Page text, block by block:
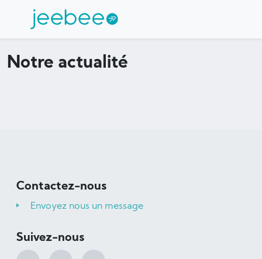
Notre actualité
Contactez-nous
Envoyez nous un message
Suivez-nous